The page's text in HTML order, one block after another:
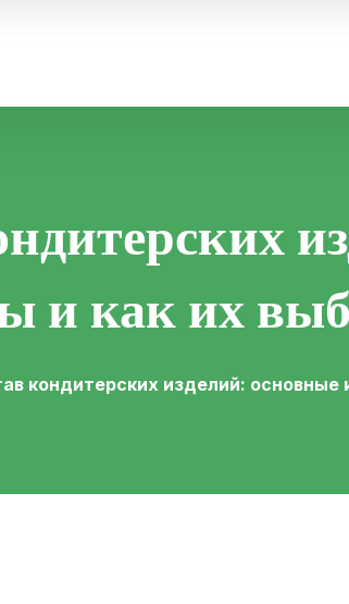
и как их
кондитерских изделий: